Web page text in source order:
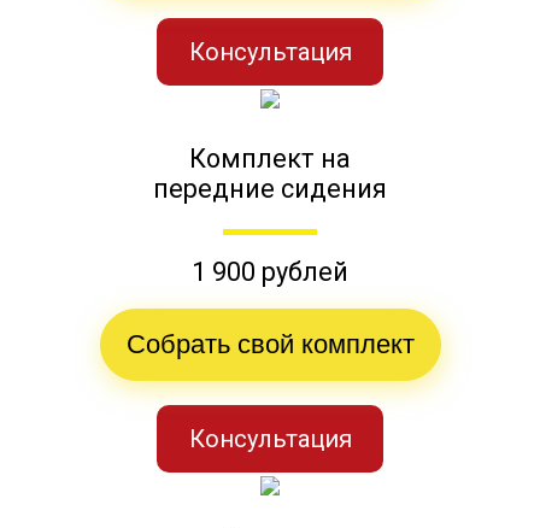
Консультация
Комплект на
передние сидения
1 900 рублей
Собрать свой комплект
Консультация